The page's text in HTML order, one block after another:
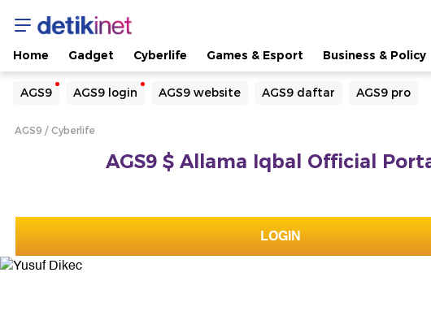
Home Gadget Cyberlife Games & Esport Business & Policy
AGS9 AGS9 login AGS9 website AGS9 daftar AGS9 pro
Yang sedang ramai dicari
Loading...
AGS9 Cyberlife
AGS9 $ Allama Iqbal Official
LOGIN